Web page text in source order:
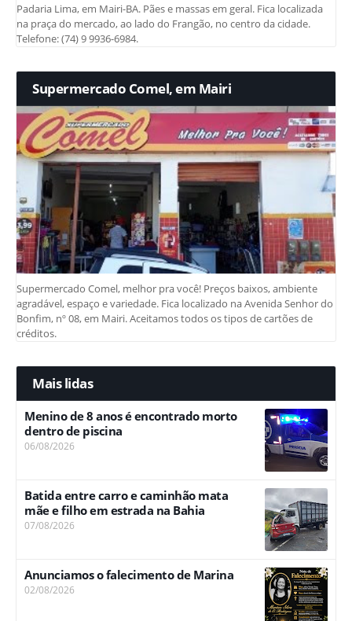
Padaria Lima, em Mairi-BA. Pães e massas em geral. Fica localizada
na praça do mercado, ao lado do Frangão, no centro da cidade.
Telefone: (74) 9 9936-6984.
Supermercado Comel, em Mairi
Supermercado Comel, melhor pra você! Preços baixos, ambiente
agradável, espaço e variedade. Fica localizado na Avenida Senhor do
Bonfim, nº 08, em Mairi. Aceitamos todos os tipos de cartões de
créditos.
Mais lidas
Menino de 8 anos é encontrado morto
dentro de piscina
06/08/2026
Batida entre carro e caminhão mata
mãe e filho em estrada na Bahia
07/08/2026
Anunciamos o falecimento de Marina
02/08/2026